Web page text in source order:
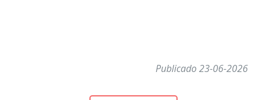
Publicado 23-06-2026